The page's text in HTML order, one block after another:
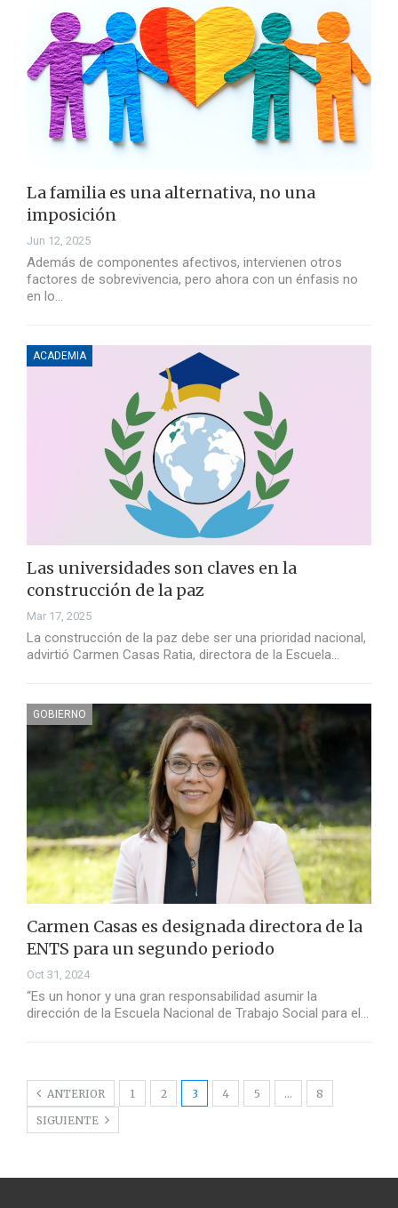
La familia es una alternativa, no una
imposición
Jun 12, 2025
Además de componentes afectivos, intervienen otros
factores de sobrevivencia, pero ahora con un énfasis no
en lo…
ACADEMIA
Las universidades son claves en la
construcción de la paz
Mar 17, 2025
La construcción de la paz debe ser una prioridad nacional,
advirtió Carmen Casas Ratia, directora de la Escuela…
GOBIERNO
Carmen Casas es designada directora de la
ENTS para un segundo periodo
Oct 31, 2024
“Es un honor y una gran responsabilidad asumir la
dirección de la Escuela Nacional de Trabajo Social para el…
ANTERIOR 1 2 3 4 5 …
8
SIGUIENTE